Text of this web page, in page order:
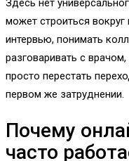
может строиться
интервью, понимать
разговаривать с
просто перестать
первом же затруднении.
Почему
часто